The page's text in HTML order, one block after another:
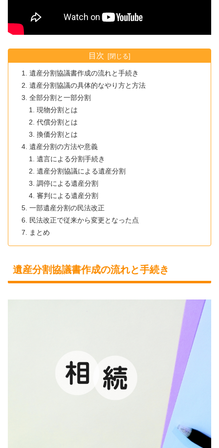
目次
遺産分割協議書作成の流れと手続き
遺産分割協議の具体的なやり方と方法
全部分割と一部分割
現物分割とは
代償分割とは
換価分割とは
遺産分割の方法や意義
遺言による分割手続き
遺産分割協議による遺産分割
調停による遺産分割
審判による遺産分割
一部遺産分割の民法改正
民法改正で従来から変更となった点
まとめ
遺産分割協議書作成の流れと手続き